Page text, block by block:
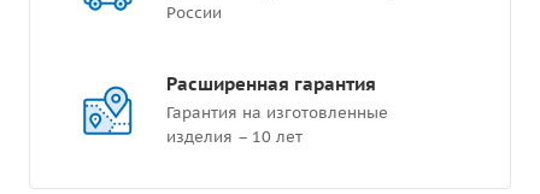
России
Расширенная гарантия
Гарантия на изготовленные
изделия – 10 лет